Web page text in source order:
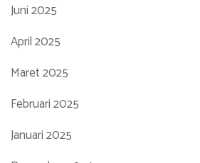
Juni 2025
April 2025
Maret 2025
Februari 2025
Januari 2025